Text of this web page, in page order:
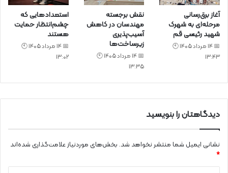
آغاز برق‌رسانی
مرحله‌ای به شهرک
شهید رئیسی قم
📅 14 مرداد 1405 🕙
13:43
نقش برجسته
مهندسان در کاهش
آسیب‌پذیری
زیرساخت‌ها
📅 14 مرداد 1405 🕙
13:35
استعدادهایی که
چشم‌انتظار حمایت
هستند
📅 14 مرداد 1405 🕙
13:02
دیدگاهتان را بنویسید
نشانی ایمیل شما منتشر نخواهد شد. بخش‌های موردنیاز علامت‌گذاری شده‌اند
*